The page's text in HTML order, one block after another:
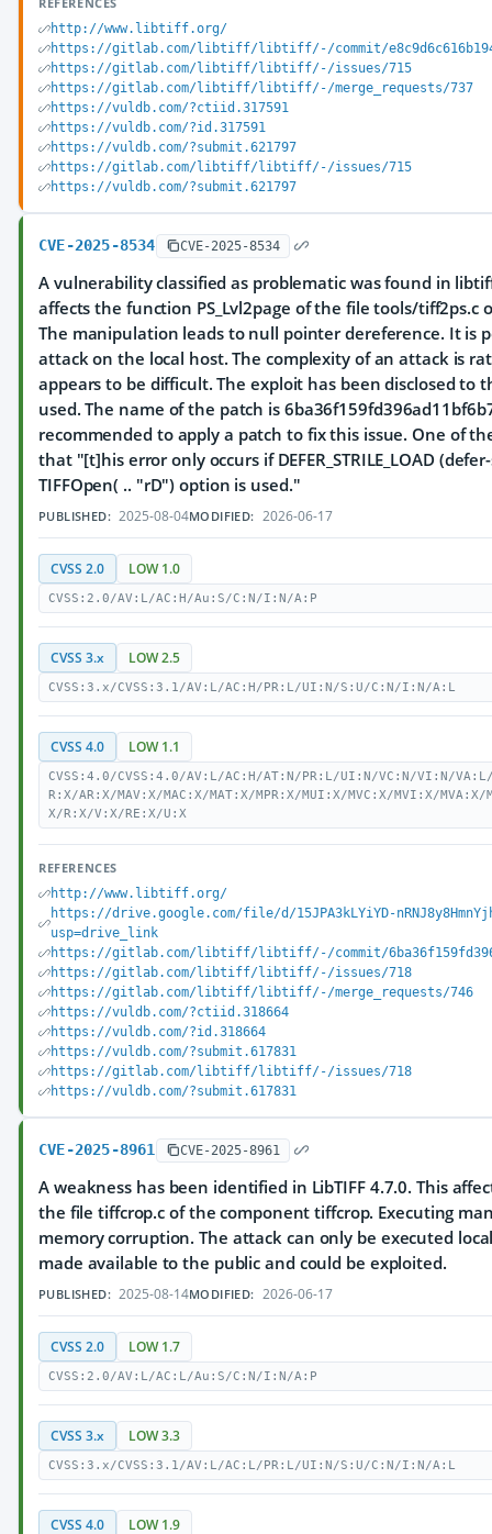
http://www.libtiff.org/
https://gitlab.com/libtiff/libtiff/-/commit/
https://gitlab.com/libtiff/libtiff/-/issues/715
https://gitlab.com/libtiff/libtiff/-/merge_requests/737
https://vuldb.com/?ctiid.317591
https://vuldb.com/?id.317591
https://vuldb.com/?submit.621797
https://gitlab.com/libtiff/libtiff/-/issues/715
https://vuldb.com/?submit.621797
CVE-2025-8534 CVE-2025-8534
A vulnerability classified as problematic was found in
affects the function PS_Lvl2page of the file tools/tiff2ps.c
The manipulation leads to null pointer dereference. It is
attack on the local host. The complexity of an attack is
appears to be difficult. The exploit has been disclosed to
used. The name of the patch is
recommended to apply a patch to fix this issue. One of
that "[t]his error only occurs if DEFER_STRILE_LOAD
TIFFOpen( .. "rD") option is used."
PUBLISHED: 2025-08-04MODIFIED: 2026-06-17
CVSS 2.0 LOW 1.0
CVSS:2.0/AV:L/AC:H/Au:S/C:N/I:N/A:P
CVSS 3.x LOW 2.5
CVSS:3.x/CVSS:3.1/AV:L/AC:H/PR:L/UI:N/S:U/C:N/I:N/A:L
CVSS 4.0 LOW 1.1
CVSS:4.0/CVSS:4.0/AV:L/AC:H/AT:N/PR:L/UI:N/VC:N/VI:N/
R:X/AR:X/MAV:X/MAC:X/MAT:X/MPR:X/MUI:X/MVC:X/MVI:X/
X/R:X/V:X/RE:X/U:X
REFERENCES
http://www.libtiff.org/
https://drive.google.com/file/d/15JPA3kLYiYD-
usp=drive_link
https://gitlab.com/libtiff/libtiff/-/commit/
https://gitlab.com/libtiff/libtiff/-/issues/718
https://gitlab.com/libtiff/libtiff/-/merge_requests/746
https://vuldb.com/?ctiid.318664
https://vuldb.com/?id.318664
https://vuldb.com/?submit.617831
https://gitlab.com/libtiff/libtiff/-/issues/718
https://vuldb.com/?submit.617831
CVE-2025-8961 CVE-2025-8961
A weakness has been identified in LibTIFF 4.7.0. This
the file tiffcrop.c of the component tiffcrop. Executing
memory corruption. The attack can only be executed
made available to the public and could be exploited.
PUBLISHED: 2025-08-14MODIFIED: 2026-06-17
CVSS 2.0 LOW 1.7
CVSS:2.0/AV:L/AC:L/Au:S/C:N/I:N/A:P
CVSS 3.x LOW 3.3
CVSS:3.x/CVSS:3.1/AV:L/AC:L/PR:L/UI:N/S:U/C:N/I:N/A:L
CVSS 4.0 LOW 1.9